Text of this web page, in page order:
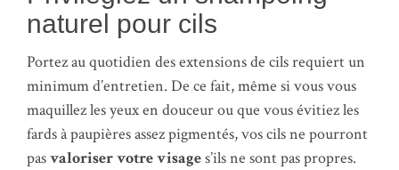
naturel pour cils
Portez au quotidien des extensions de cils requiert un
minimum d’entretien. De ce fait, même si vous vous
maquillez les yeux en douceur ou que vous évitiez les
fards à paupières assez pigmentés, vos cils ne pourront
pasvaloriser votre visages’ils ne sont pas propres.